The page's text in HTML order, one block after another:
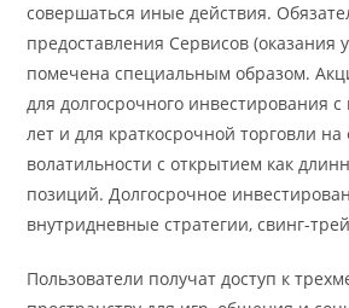
совершаться иные действия.
предоставления Сервисов (оказания
помечена специальным образом.
для долгосрочного инвестирования с
лет и для краткосрочной торговли
волатильности с открытием как
позиций. Долгосрочное
внутридневные стратегии, свинг-
Пользователи получат доступ к